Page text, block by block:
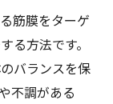
筋膜をターゲ
る方法です。
バランスを保
不調がある